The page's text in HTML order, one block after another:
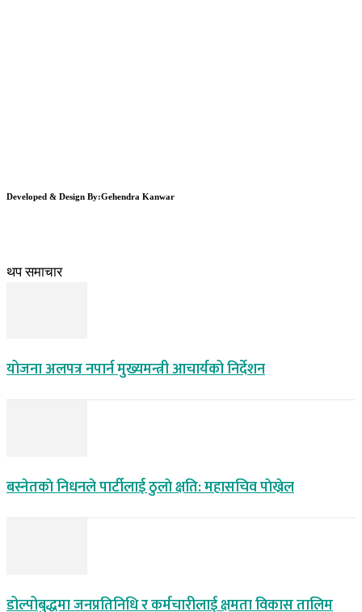
Developed & Design By:Gehendra Kanwar
थप समाचार
योजना अलपत्र नपार्न मुख्यमन्त्री आचार्यको निर्देशन
बस्नेतकाे निधनले पार्टीलाई ठुलाे क्षति: महासचिव पाेख्रेल
डोल्पोबुद्धमा जनप्रतिनिधि र कर्मचारीलाई क्षमता विकास तालिम